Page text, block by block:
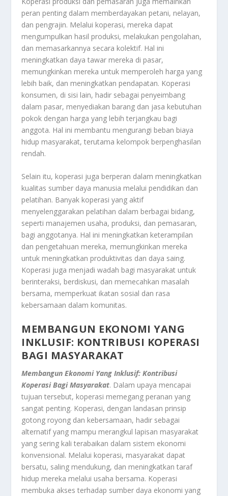
peran penting dalam memberdayakan petani, nelayan,
dan pengrajin. Melalui koperasi, mereka dapat
mengumpulkan hasil produksi, melakukan pengolahan,
dan memasarkannya secara kolektif. Hal ini
meningkatkan daya tawar mereka di pasar,
memungkinkan mereka untuk memperoleh harga yang
lebih baik, dan meningkatkan pendapatan. Koperasi
konsumen, di sisi lain, hadir sebagai penyeimbang
dalam pasar, menyediakan barang dan jasa kebutuhan
pokok dengan harga yang lebih terjangkau bagi
anggota. Hal ini membantu mengurangi beban biaya
hidup masyarakat, terutama kelompok berpenghasilan
rendah.
Selain itu, koperasi juga berperan dalam meningkatkan
kualitas sumber daya manusia melalui pendidikan dan
pelatihan. Banyak koperasi yang aktif
menyelenggarakan pelatihan dalam berbagai bidang,
seperti manajemen usaha, produksi, dan pemasaran,
bagi anggotanya. Hal ini meningkatkan keterampilan
dan pengetahuan mereka, memungkinkan mereka
untuk meningkatkan produktivitas dan daya saing.
Koperasi juga menjadi wadah bagi masyarakat untuk
berinteraksi, berdiskusi, dan memecahkan masalah
bersama, memperkuat ikatan sosial dan rasa
kebersamaan dalam komunitas.
MEMBANGUN EKONOMI YANG
INKLUSIF: KONTRIBUSI KOPERASI
BAGI MASYARAKAT
Membangun Ekonomi Yang Inklusif: Kontribusi
Koperasi Bagi Masyarakat. Dalam upaya mencapai
tujuan tersebut, koperasi memegang peranan yang
sangat penting. Koperasi, dengan landasan prinsip
gotong royong dan kebersamaan, hadir sebagai
alternatif yang mampu merangkul lapisan masyarakat
yang sering kali terabaikan dalam sistem ekonomi
konvensional. Melalui koperasi, masyarakat dapat
bersatu, saling mendukung, dan meningkatkan taraf
hidup mereka melalui usaha bersama. Koperasi
membuka akses terhadap sumber daya ekonomi yang